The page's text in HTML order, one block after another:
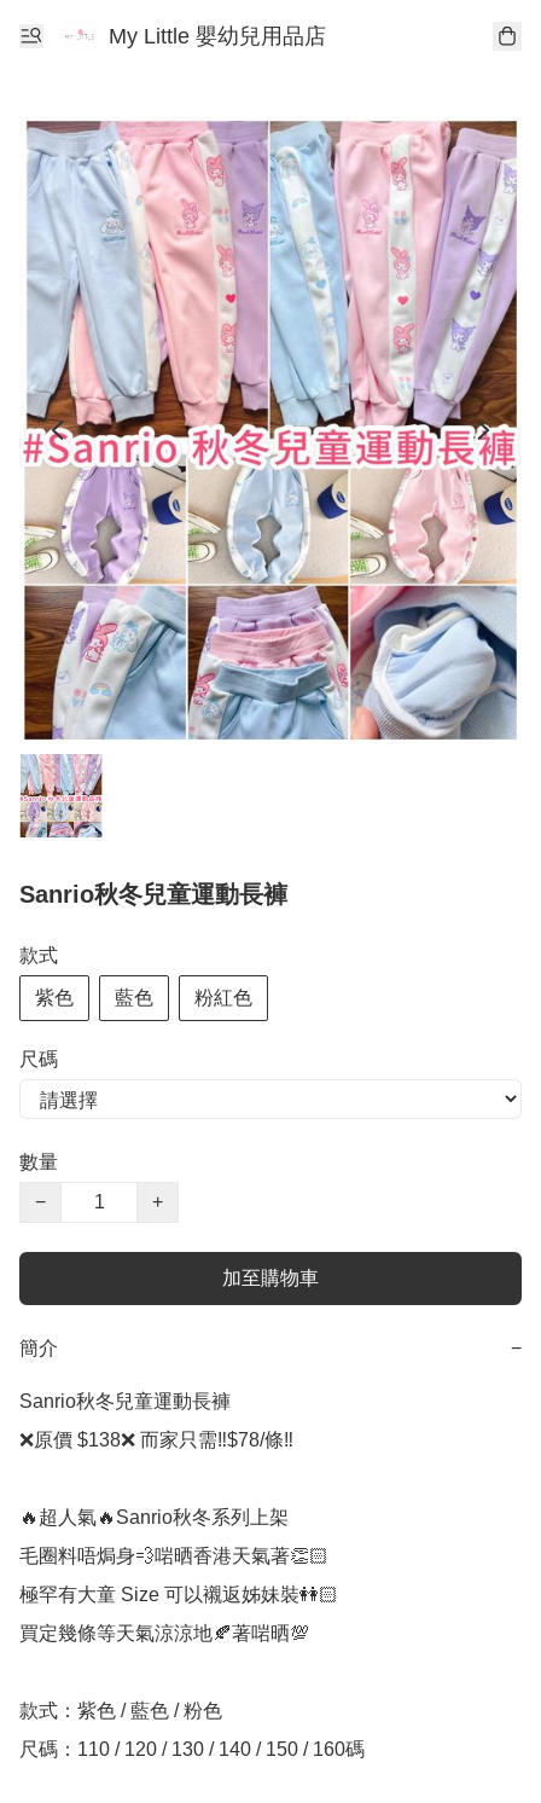
My Little 嬰幼兒用品店
Sanrio秋冬兒童運動長褲
款式
紫色 藍色 粉紅色
尺碼
數量
−
+
加至購物車
簡介 −
Sanrio秋冬兒童運動長褲
❌原價 $138❌ 而家只需‼️$78/條‼️
🔥超人氣🔥Sanrio秋冬系列上架
毛圈料唔焗身💨️啱晒香港天氣著👏🏻
極罕有大童 Size 可以襯返姊妹裝👭🏻
買定幾條等天氣涼涼地🍂著啱晒💯
款式：紫色 / 藍色 / 粉色
尺碼：110 / 120 / 130 / 140 / 150 / 160碼